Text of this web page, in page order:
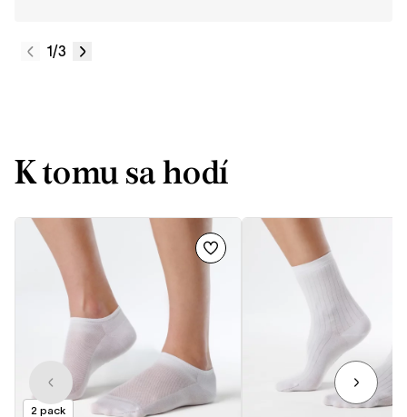
1/3
K tomu sa hodí
2 pack